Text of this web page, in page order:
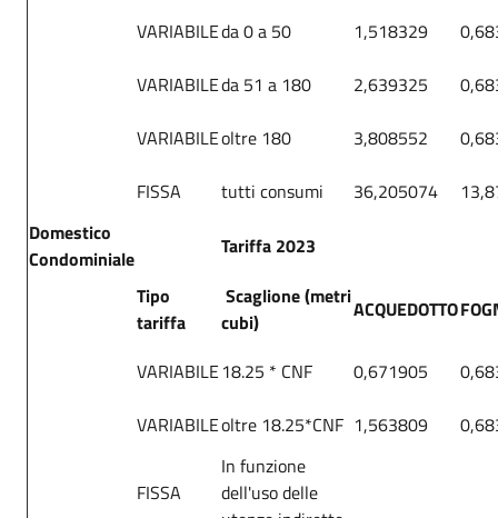
VARIABILEda 0 a 50 1,518329
VARIABILEda 51 a 180 2,639325
VARIABILEoltre 180 3,808552
FISSA
tutti consumi 36,205074
Domestico
Condominiale
Tariffa 2023
Tipo
tariffa
Scaglione (metri
cubi)
ACQUEDOTTO
VARIABILE 18.25 * CNF 0,671905
VARIABILEoltre 18.25*CNF 1,563809
FISSA
In funzione
dell'uso delle